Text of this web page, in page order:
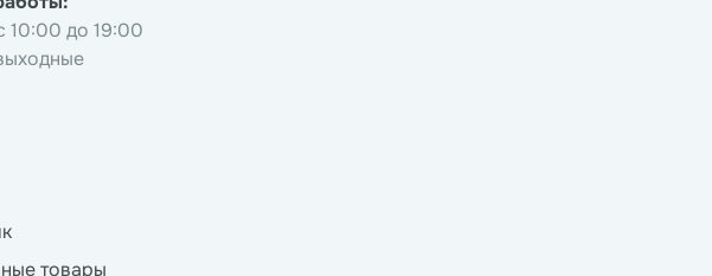
10:00 до 19:00
товары